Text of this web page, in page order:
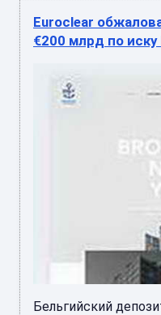
Euroclear
€200 млрд по
Бельгийский